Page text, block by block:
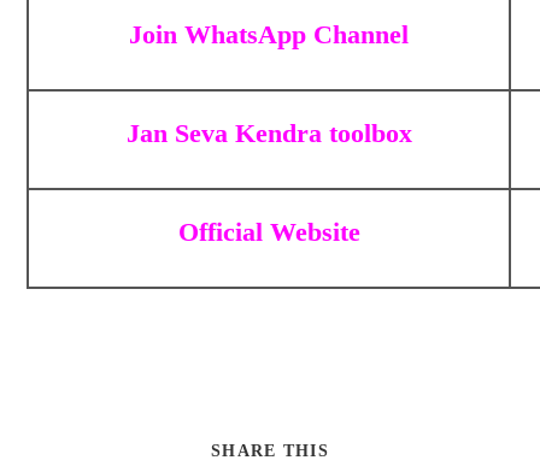
Join WhatsApp Channel
Jan Seva Kendra toolbox
Official Website
SHARE THIS